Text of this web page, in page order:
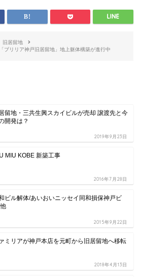
旧居留地
ブリリア神戸旧居留地」地上躯体構築が進行中
留地・三共生興スカイビルが売却 譲渡先と今
開発は？
2019年9月23日
MIU KOBE 新築工事
2016年7月28日
ビル解体/あいおいニッセイ同和損保神戸ビ
2015年9月22日
ミリアが神戸本店を元町から旧居留地へ移転
2018年4月13日